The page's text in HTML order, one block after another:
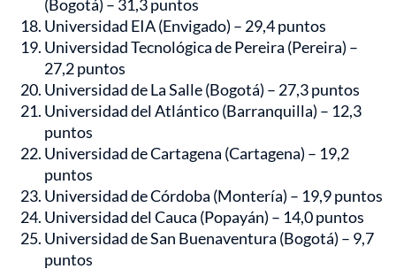
(Bogotá) – 31,3 puntos
Universidad EIA (Envigado) – 29,4 puntos
Universidad Tecnológica de Pereira (Pereira) –
27,2 puntos
Universidad de La Salle (Bogotá) – 27,3 puntos
Universidad del Atlántico (Barranquilla) – 12,3
puntos
Universidad de Cartagena (Cartagena) – 19,2
puntos
Universidad de Córdoba (Montería) – 19,9 puntos
Universidad del Cauca (Popayán) – 14,0 puntos
Universidad de San Buenaventura (Bogotá) – 9,7
puntos